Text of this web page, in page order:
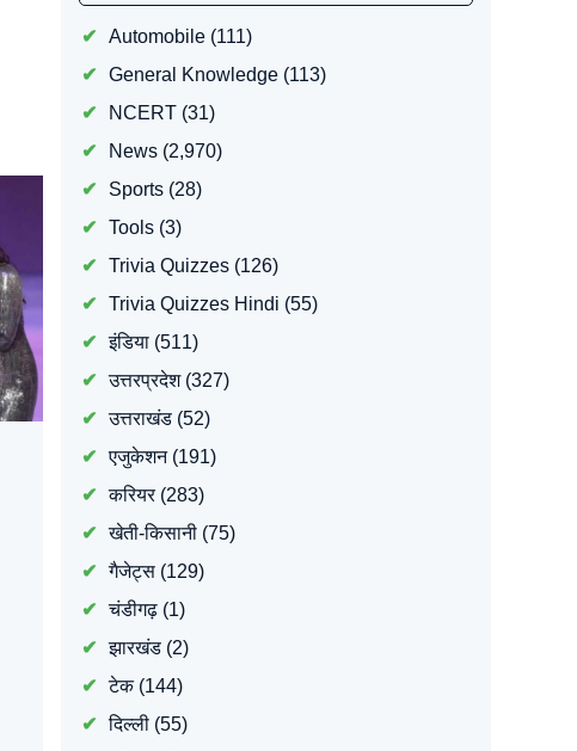
Automobile(111)
General Knowledge(113)
NCERT(31)
News(2,970)
Sports(28)
Tools(3)
Trivia Quizzes(126)
Trivia Quizzes Hindi (55)
इंडिया(511)
उत्तरप्रदेश(327)
उत्तराखंड(52)
एजुकेशन(191)
करियर(283)
खेती-किसानी(75)
गैजेट्स(129)
चंडीगढ़(1)
झारखंड(2)
टेक(144)
दिल्ली(55)